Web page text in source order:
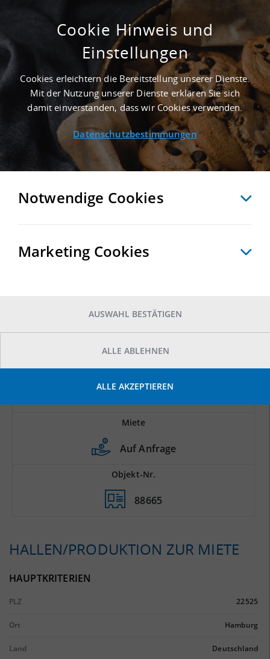
3.000 M² INDUSTRIEHALLE IN HAMBURG AN
DER AUTOBAHN A 7
Startseite Immobiliensuche Detailansicht
VERGLEICHEN EXPORT PDF
Prod.-/Lagerfläche
Miete
Auf Anfrage
Objekt-Nr.
88665
HALLEN/PRODUKTION ZUR MIETE
HAUPTKRITERIEN
PLZ 22525
Ort Hamburg
Land Deutschland
Cookie Hinweis und
Einstellungen
Cookies erleichtern die Bereitstellung unserer Dienste.
Mit der Nutzung unserer Dienste erklären Sie sich
damit einverstanden, dass wir Cookies verwenden.
Datenschutzbestimmungen
Notwendige Cookies
Marketing Cookies
AUSWAHL BESTÄTIGEN
ALLE ABLEHNEN
ALLE AKZEPTIEREN